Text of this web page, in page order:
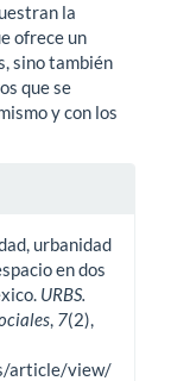
la
ofrece un
sino también
que se
y con los
urbanidad
en dos
URBS.
7(2),
article/view/